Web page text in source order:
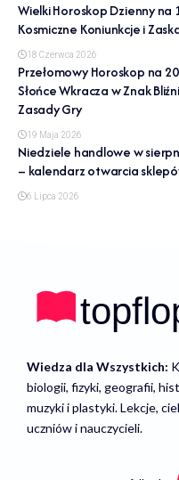
Wielki Horoskop Dzienny na
Kosmiczne Koniunkcje i
18 Czerwca 2026
Przełomowy Horoskop na
Słońce Wkracza w Znak
Zasady Gry
19 Maja 2026
Niedziele handlowe w
– kalendarz otwarcia
6 Lipca 2026
Wiedza dla Wszystkich:
biologii, fizyki, geografii,
muzyki i plastyki. Lekcje,
uczniów i nauczycieli.